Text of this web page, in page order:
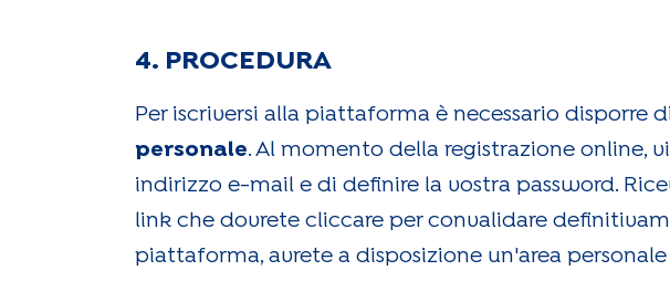
4. PROCEDURA
Per iscriversi alla piattaforma è necessario disporre
personale. Al momento della registrazione online,
indirizzo e-mail e di definire la vostra password.
link che dovrete cliccare per convalidare
piattaforma, avrete a disposizione un'area